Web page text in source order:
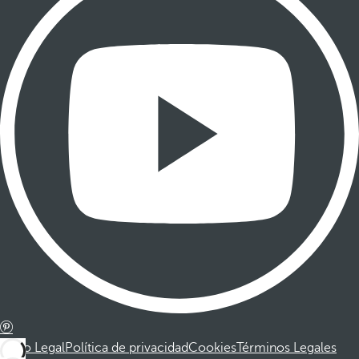
Aviso LegalPolítica de privacidadCookiesTérminos Legales